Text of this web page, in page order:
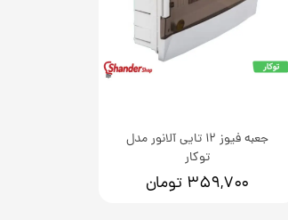
جعبه فیوز 12 تایی آلانور مدل
توکار
۳۵۹,۷۰۰ تومان